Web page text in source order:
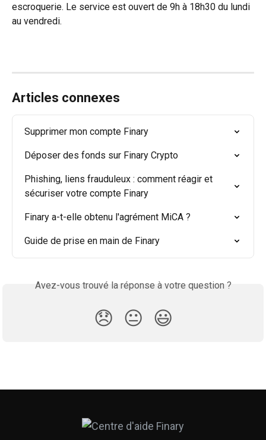
escroquerie. Le service est ouvert de 9h à 18h30 du lundi
au vendredi.
Articles connexes
Supprimer mon compte Finary
Déposer des fonds sur Finary Crypto
Phishing, liens frauduleux : comment réagir et
sécuriser votre compte Finary
Finary a-t-elle obtenu l'agrément MiCA ?
Guide de prise en main de Finary
Avez-vous trouvé la réponse à votre question ?
😞 😐 😃